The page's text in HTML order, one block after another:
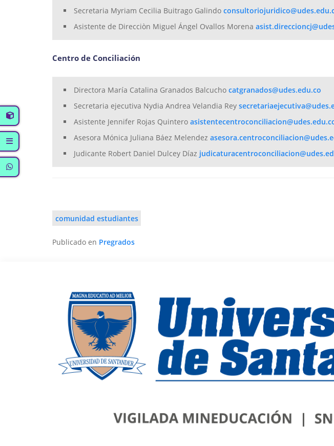
Secretaria Myriam Cecilia Buitrago Galindo
Asistente de Direcciòn Miguel Ángel Ovallos Morena
Centro de Conciliación
Directora María Catalina Granados Balcucho
Secretaria ejecutiva Nydia Andrea Velandia Rey
Asistente Jennifer Rojas Quintero
Asesora Mónica Juliana Báez Melendez
Judicante Robert Daniel Dulcey Díaz
comunidad estudiantes
Publicado en Pregrados